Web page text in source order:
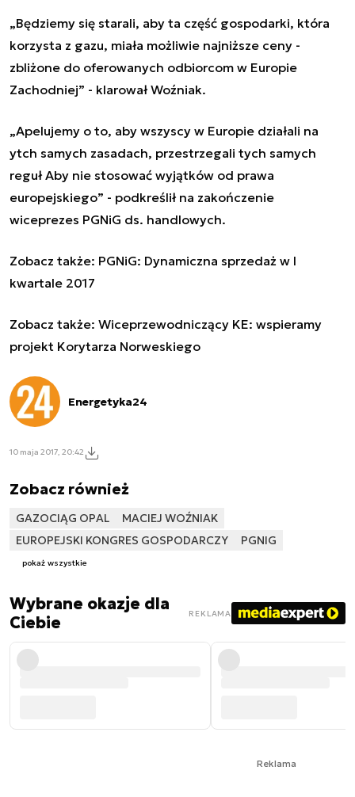
„Będziemy się starali, aby ta część gospodarki, która
korzysta z gazu, miała możliwie najniższe ceny -
zbliżone do oferowanych odbiorcom w Europie
Zachodniej” - klarował Woźniak.
„Apelujemy o to, aby wszyscy w Europie działali na
ytch samych zasadach, przestrzegali tych samych
reguł Aby nie stosować wyjątków od prawa
europejskiego” - podkreślił na zakończenie
wiceprezes PGNiG ds. handlowych.
Zobacz także: PGNiG: Dynamiczna sprzedaż w I
kwartale 2017
Zobacz także: Wiceprzewodniczący KE: wspieramy
projekt Korytarza Norweskiego
Energetyka24
10 maja 2017, 20:42
Zobacz również
GAZOCIĄG OPAL
MACIEJ WOŹNIAK
EUROPEJSKI KONGRES GOSPODARCZY
PGNIG
pokaż wszystkie
Wybrane okazje dla
Ciebie
REKLAMA
Reklama